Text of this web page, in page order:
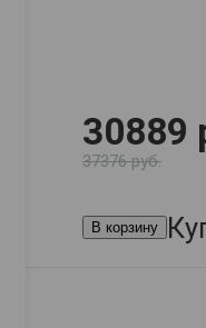
30889
37376 руб.
В корзину